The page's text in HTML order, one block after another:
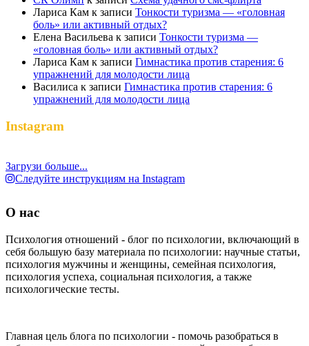
Лариса Кам к записи Тонкости туризма — «головная
боль» или активный отдых?
Елена Васильева к записи Тонкости туризма —
«головная боль» или активный отдых?
Лариса Кам к записи Гимнастика против старения: 6
упражнений для молодости лица
Василиса к записи Гимнастика против старения: 6
упражнений для молодости лица
Instagram
Загрузи больше...
Следуйте инструкциям на Instagram
О нас
Психология отношений - блог по психологии, включающий в
себя большую базу материала по психологии: научные статьи,
психология мужчины и женщины, семейная психология,
психология успеха, социальная психология, а также
психологические тесты.
Главная цель блога по психологии - помочь разобраться в